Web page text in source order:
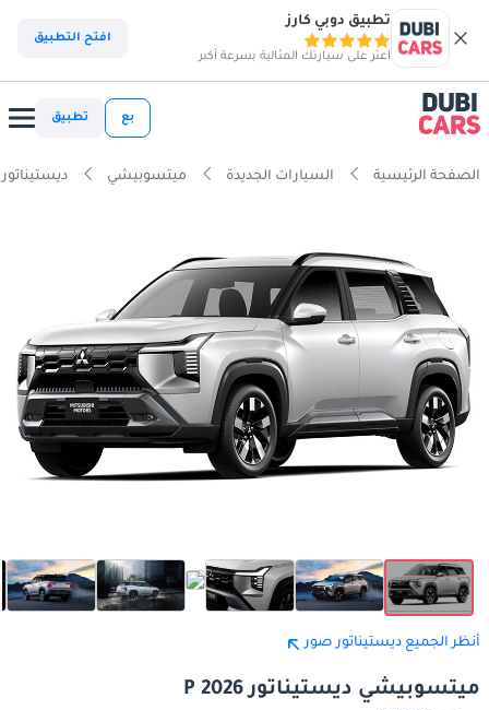
تطبيق دوبي كارز
اعثر على سيارتك المثالية بسرعة أكبر
افتح التطبيق
بع تطبيق
الصفحة الرئيسية السيارات الجديدة ميتسوبيشي ديستيناتور
أنظر الجميع ديستيناتور صور
ميتسوبيشي ديستيناتور P 2026